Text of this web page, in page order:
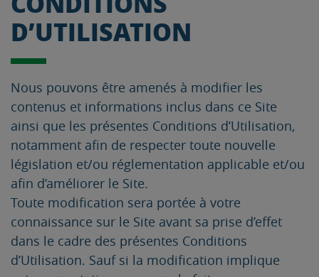
D’UTILISATION
Nous pouvons être amenés à modifier les
contenus et informations inclus dans ce Site
ainsi que les présentes Conditions d’Utilisation,
notamment afin de respecter toute nouvelle
législation et/ou réglementation applicable et/ou
afin d’améliorer le Site.
Toute modification sera portée à votre
connaissance sur le Site avant sa prise d’effet
dans le cadre des présentes Conditions
d’Utilisation. Sauf si la modification implique